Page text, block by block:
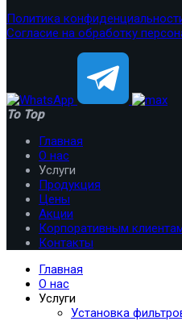
Политика
Согласие на обработку
To Top
Главная
О нас
Услуги
Продукция
Цены
Акции
Корпоративным
Контакты
Главная
О нас
Услуги
Установка